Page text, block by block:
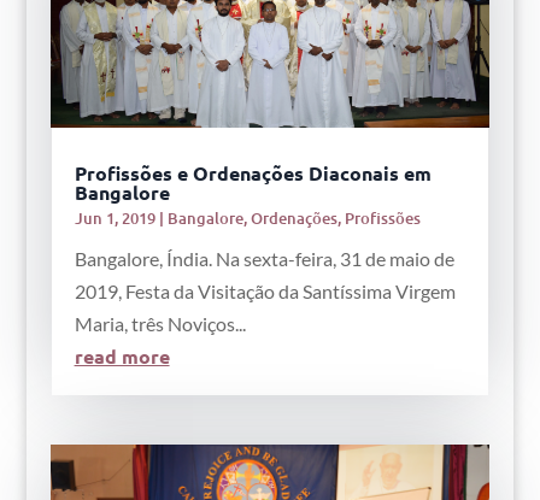
Profissões e Ordenações Diaconais em
Bangalore
Jun 1, 2019| Bangalore,Ordenações, Profissões
Bangalore, Índia. Na sexta-feira, 31 de maio de
2019, Festa da Visitação da Santíssima Virgem
Maria, três Noviços...
read more